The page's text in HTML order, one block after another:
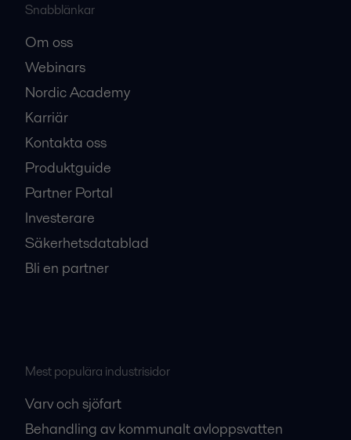
Snabblänkar
Om oss
Webinars
Nordic Academy
Karriär
Kontakta oss
Produktguide
Partner Portal
Investerare
Säkerhetsdatablad
Bli en partner
Mest populära industrisidor
Varv och sjöfart
Behandling av kommunalt avloppsvatten